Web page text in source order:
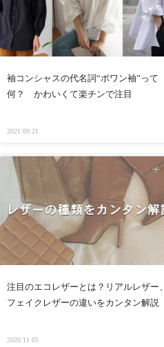
袖コンシャスの代名詞“ポワン袖”って
何？ かわいくて楽チンで注目
2021.09.21
注目のエコレザーとは？リアルレザー、
フェイクレザーの違いをカンタン解説
2020.11.05